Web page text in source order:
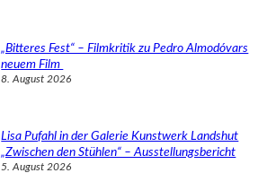
„Bitteres Fest“ – Filmkritik zu Pedro Almodóvars
neuem Film
8. August 2026
Lisa Pufahl in der Galerie Kunstwerk Landshut
„Zwischen den Stühlen“ – Ausstellungsbericht
5. August 2026